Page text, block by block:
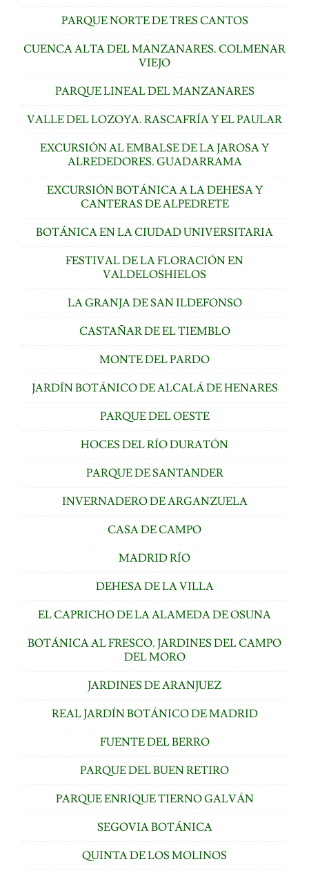
PARQUE NORTE DE TRES CANTOS
CUENCA ALTA DEL MANZANARES. COLMENAR
VIEJO
PARQUE LINEAL DEL MANZANARES
VALLE DEL LOZOYA. RASCAFRÍA Y EL PAULAR
EXCURSIÓN AL EMBALSE DE LA JAROSA Y
ALREDEDORES. GUADARRAMA
EXCURSIÓN BOTÁNICA A LA DEHESA Y
CANTERAS DE ALPEDRETE
BOTÁNICA EN LA CIUDAD UNIVERSITARIA
FESTIVAL DE LA FLORACIÓN EN
VALDELOSHIELOS
LA GRANJA DE SAN ILDEFONSO
CASTAÑAR DE EL TIEMBLO
MONTE DEL PARDO
JARDÍN BOTÁNICO DE ALCALÁ DE HENARES
PARQUE DEL OESTE
HOCES DEL RÍO DURATÓN
PARQUE DE SANTANDER
INVERNADERO DE ARGANZUELA
CASA DE CAMPO
MADRID RÍO
DEHESA DE LA VILLA
EL CAPRICHO DE LA ALAMEDA DE OSUNA
BOTÁNICA AL FRESCO. JARDINES DEL CAMPO
DEL MORO
JARDINES DE ARANJUEZ
REAL JARDÍN BOTÁNICO DE MADRID
FUENTE DEL BERRO
PARQUE DEL BUEN RETIRO
PARQUE ENRIQUE TIERNO GALVÁN
SEGOVIA BOTÁNICA
QUINTA DE LOS MOLINOS